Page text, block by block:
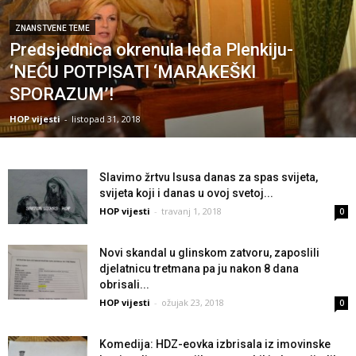
ZNANSTVENE TEME
Predsjednica okrenula leđa Plenkiju-
‘NEĆU POTPISATI ‘MARAKEŠKI
SPORAZUM’!
HOP vijesti - listopad 31, 2018
Slavimo žrtvu Isusa danas za spas svijeta,
svijeta koji i danas u ovoj svetoj...
HOP vijesti - travanj 1, 2018 0
Novi skandal u glinskom zatvoru, zaposlili
djelatnicu tretmana pa ju nakon 8 dana
obrisali...
HOP vijesti - ožujak 23, 2018 0
Komedija: HDZ-eovka izbrisala iz imovinske